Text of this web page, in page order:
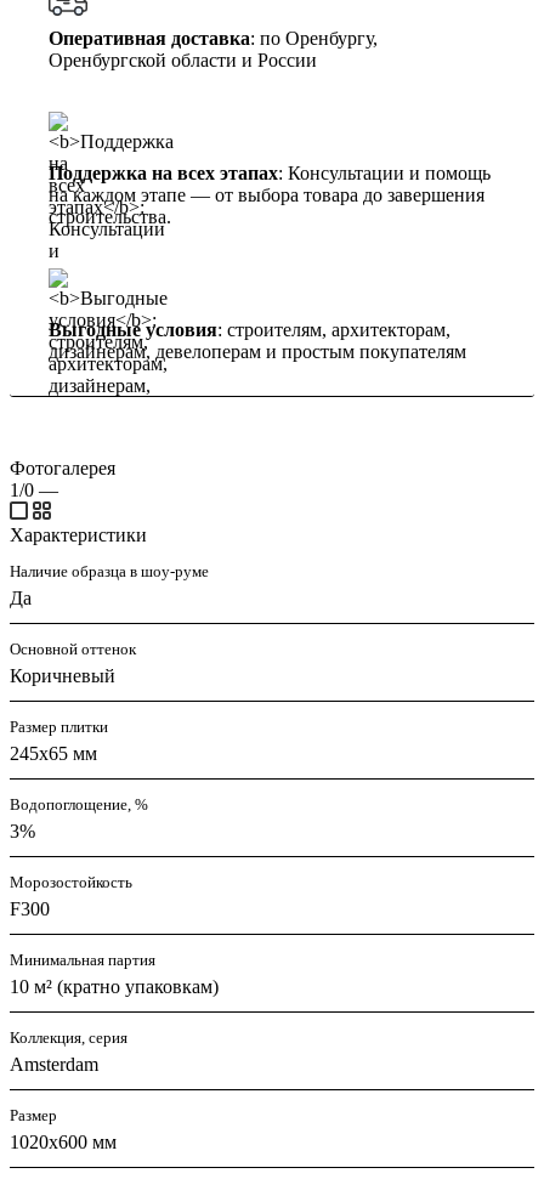
Оперативная доставка: по Оренбургу,
Оренбургской области и России
Поддержка на всех этапах: Консультации и помощь
на каждом этапе — от выбора товара до завершения
строительства.
Выгодные условия: строителям, архитекторам,
дизайнерам, девелоперам и простым покупателям
Фотогалерея
1/0 —
Характеристики
Наличие образца в шоу-руме
Да
Основной оттенок
Коричневый
Размер плитки
245х65 мм
Водопоглощение, %
3%
Морозостойкость
F300
Минимальная партия
10 м² (кратно упаковкам)
Коллекция, серия
Amsterdam
Размер
1020х600 мм